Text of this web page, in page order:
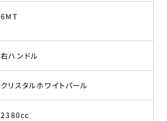
6MT
右ハンドル
クリスタルホワイトパール
2380cc